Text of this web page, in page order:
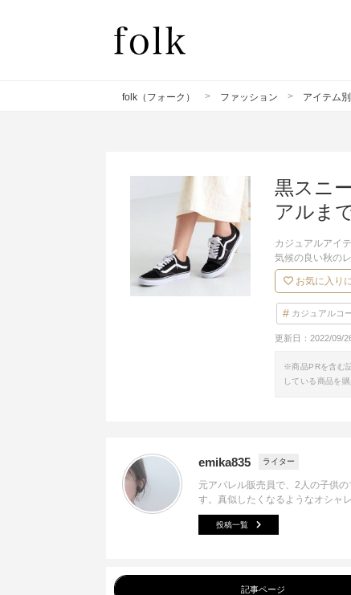
folk（フォーク） ファッション アイテム
黒スニ
アルま
カジュアルアイ
気候の良い秋の
お気に入り
カジュアルコ
更新日： 2022/09/
※商品PRを含む
している商品を
emika835 ライター
元アパレル販売員で、2人の子供
す。真似したくなるようなオシャ
投稿一覧
記事ページ